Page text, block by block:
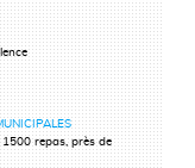
repas, près de